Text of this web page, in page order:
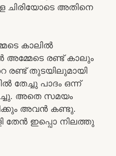
അതിനെ
കാലിൽ
രണ്ട് കാലും
രണ്ട് തുടയിലുമായി
തേച്ചു പാദം ഒന്ന്
അതെ സമയം
അവൻ കണ്ടു.
തേൻ ഇപ്പൊ നിലത്തു